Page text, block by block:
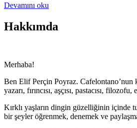
Devamını oku
Hakkımda
Merhaba!
Ben Elif Perçin Poyraz. Cafelontano’nun
yazarı, fırıncısı, aşçısı, pastacısı,
Kırklı yaşların dingin güzelliğinin içinde
bir şeyler öğrenmek, denemek ve